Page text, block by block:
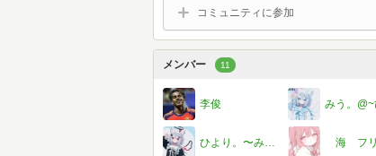
コミュニティに参加
メンバー 11
李俊
ひより。〜みう。さんとペア画中♡